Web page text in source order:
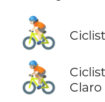
🚴🏻
🚴🏼
Claro